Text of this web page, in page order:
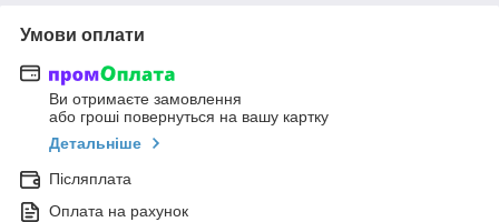
Умови оплати
Ви отримаєте замовлення
або гроші повернуться на вашу картку
Детальніше
Післяплата
Оплата на рахунок